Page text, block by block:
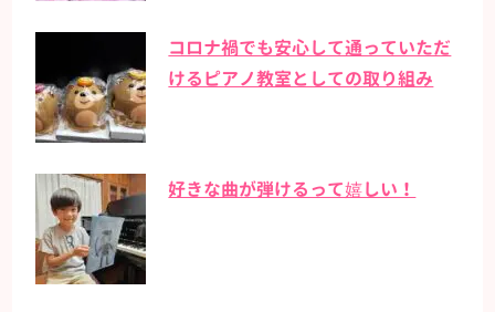
コロナ禍でも安心して通っていただ
けるピアノ教室としての取り組み
好きな曲が弾けるって嬉しい！